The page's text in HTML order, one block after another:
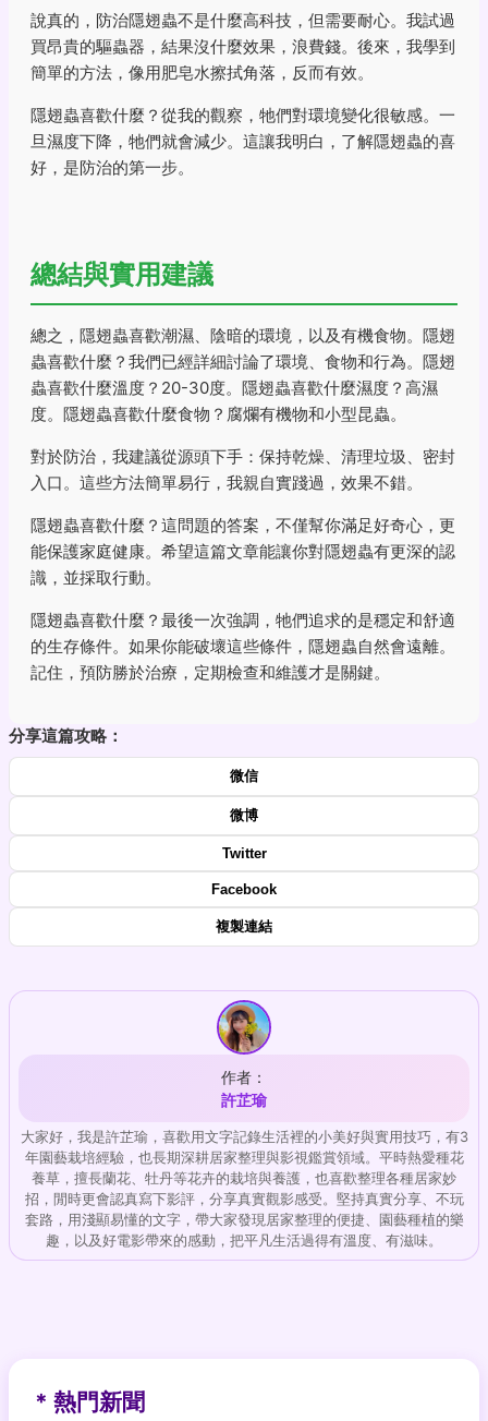
說真的，防治隱翅蟲不是什麼高科技，但需要耐心。我試過
買昂貴的驅蟲器，結果沒什麼效果，浪費錢。後來，我學到
簡單的方法，像用肥皂水擦拭角落，反而有效。
隱翅蟲喜歡什麼？從我的觀察，牠們對環境變化很敏感。一
旦濕度下降，牠們就會減少。這讓我明白，了解隱翅蟲的喜
好，是防治的第一步。
總結與實用建議
總之，隱翅蟲喜歡潮濕、陰暗的環境，以及有機食物。隱翅
蟲喜歡什麼？我們已經詳細討論了環境、食物和行為。隱翅
蟲喜歡什麼溫度？20-30度。隱翅蟲喜歡什麼濕度？高濕
度。隱翅蟲喜歡什麼食物？腐爛有機物和小型昆蟲。
對於防治，我建議從源頭下手：保持乾燥、清理垃圾、密封
入口。這些方法簡單易行，我親自實踐過，效果不錯。
隱翅蟲喜歡什麼？這問題的答案，不僅幫你滿足好奇心，更
能保護家庭健康。希望這篇文章能讓你對隱翅蟲有更深的認
識，並採取行動。
隱翅蟲喜歡什麼？最後一次強調，牠們追求的是穩定和舒適
的生存條件。如果你能破壞這些條件，隱翅蟲自然會遠離。
記住，預防勝於治療，定期檢查和維護才是關鍵。
分享這篇攻略：
微信
微博
Twitter
Facebook
複製連結
作者：
許芷瑜
大家好，我是許芷瑜，喜歡用文字記錄生活裡的小美好與實用技巧，有3
年園藝栽培經驗，也長期深耕居家整理與影視鑑賞領域。平時熱愛種花
養草，擅長蘭花、牡丹等花卉的栽培與養護，也喜歡整理各種居家妙
招，閒時更會認真寫下影評，分享真實觀影感受。堅持真實分享、不玩
套路，用淺顯易懂的文字，帶大家發現居家整理的便捷、園藝種植的樂
趣，以及好電影帶來的感動，把平凡生活過得有溫度、有滋味。
* 熱門新聞